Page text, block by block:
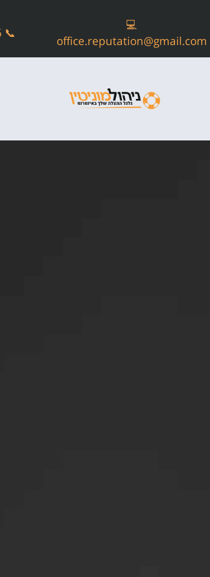
💻
office.reputation@gmail.com
📞 073-7755336